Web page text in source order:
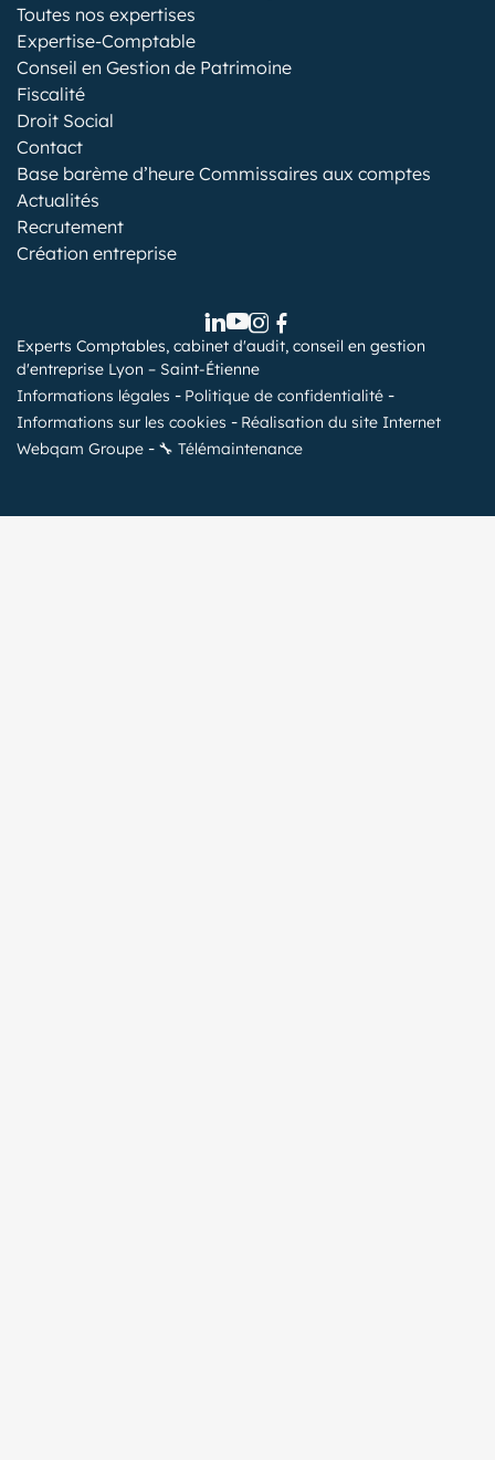
Toutes nos expertises
Expertise-Comptable
Conseil en Gestion de Patrimoine
Fiscalité
Droit Social
Contact
Base barème d’heure Commissaires aux comptes
Actualités
Recrutement
Création entreprise
Experts Comptables, cabinet d'audit, conseil en gestion
d'entreprise Lyon – Saint-Étienne
Informations légales
Politique de confidentialité
Informations sur les cookies
Réalisation du site Internet
Webqam Groupe
🔧 Télémaintenance